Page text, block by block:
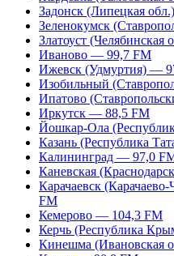
Задонск (Липецкая
Зеленокумск
Златоуст
Иваново — 99,7 FM
Ижевск (Удмуртия) —
Изобильный
Ипатово
Иркутск — 88,5 FM
Йошкар-Ола
Казань (Республика
Калининград — 97,0
Каневская
Карачаевск
FM
Кемерово — 104,3 FM
Керчь (Республика
Кинешма (Ивановская